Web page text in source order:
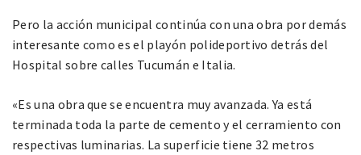
Pero la acción municipal continúa con una obra por demás
interesante como es el playón polideportivo detrás del
Hospital sobre calles Tucumán e Italia.
«Es una obra que se encuentra muy avanzada. Ya está
terminada toda la parte de cemento y el cerramiento con
respectivas luminarias. La superficie tiene 32 metros